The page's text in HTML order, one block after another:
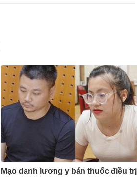
Mạo danh lương y bán thuốc điều trị